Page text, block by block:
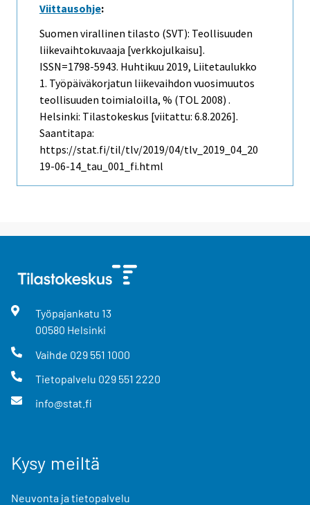
Viittausohje:
Suomen virallinen tilasto (SVT): Teollisuuden
liikevaihtokuvaaja [verkkojulkaisu].
ISSN=1798-5943. Huhtikuu 2019, Liitetaulukko
1. Työpäiväkorjatun liikevaihdon vuosimuutos
teollisuuden toimialoilla, % (TOL 2008) .
Helsinki: Tilastokeskus [viitattu: 6.8.2026].
Saantitapa:
https://stat.fi/til/tlv/2019/04/tlv_2019_04_20
19-06-14_tau_001_fi.html
Työpajankatu 13
00580 Helsinki
Vaihde 029 551 1000
Tietopalvelu 029 551 2220
info@stat.fi
Kysy meiltä
Neuvonta ja tietopalvelu